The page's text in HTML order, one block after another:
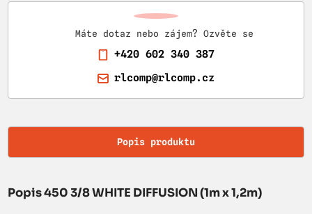
Máte dotaz nebo zájem? Ozvěte se
+420 602 340 387
rlcomp@rlcomp.cz
Popis produktu
Popis 450 3/8 WHITE DIFFUSION (1m x 1,2m)